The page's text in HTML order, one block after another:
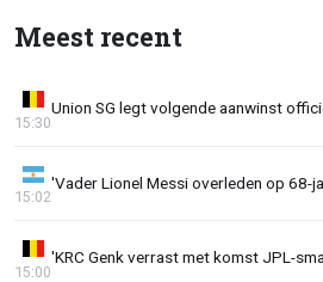
Meest recent
Union SG legt volgende aanwinst
15:30
'Vader Lionel Messi overleden op 68-
15:02
'KRC Genk verrast met komst JPL-
15:00